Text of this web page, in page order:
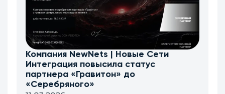
Компания NewNets | Новые Сети
Интеграция повысила статус
партнера «Гравитон» до
«Серебряного»